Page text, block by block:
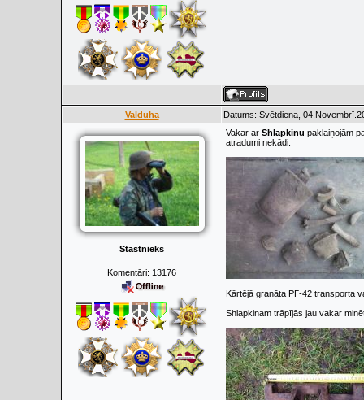
Valduha Datums: Svētdiena,
Stāstnieks
Komentāri: 13176
Vakar ar Shlapkinu paklaiņojām
atradumi nekādi:
Kārtējā granāta РГ-42 transporta
Shlapkinam trāpījās jau vakar